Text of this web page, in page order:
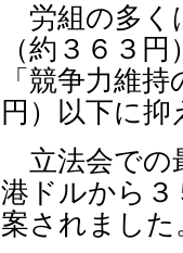
労組の多く
（約３６３
「競争力維
円）以下に
立法会での
港ドルから３
案されました